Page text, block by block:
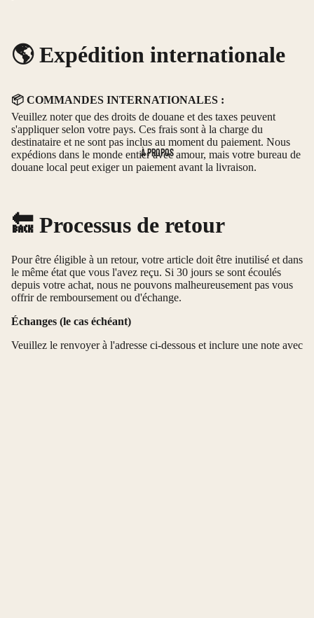
À PROPOS
🌎 Expédition internationale
📦 COMMANDES INTERNATIONALES :
Veuillez noter que des droits de douane et des taxes peuvent
s'appliquer selon votre pays. Ces frais sont à la charge du
destinataire et ne sont pas inclus au moment du paiement. Nous
expédions dans le monde entier avec amour, mais votre bureau de
douane local peut exiger un paiement avant la livraison.
🔙 Processus de retour
Pour être éligible à un retour, votre article doit être inutilisé et dans
le même état que vous l'avez reçu. Si 30 jours se sont écoulés
depuis votre achat, nous ne pouvons malheureusement pas vous
offrir de remboursement ou d'échange.
Échanges (le cas échéant)
Veuillez le renvoyer à l'adresse ci-dessous et inclure une note avec